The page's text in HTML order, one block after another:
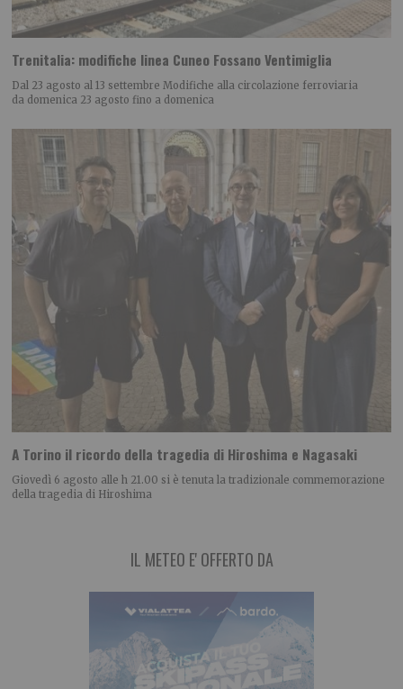
Trenitalia: modifiche linea Cuneo Fossano Ventimiglia
Dal 23 agosto al 13 settembre Modifiche alla circolazione ferroviaria
da domenica 23 agosto fino a domenica
A Torino il ricordo della tragedia di Hiroshima e Nagasaki
Giovedì 6 agosto alle h 21.00 si è tenuta la tradizionale commemorazione
della tragedia di Hiroshima
IL METEO E' OFFERTO DA